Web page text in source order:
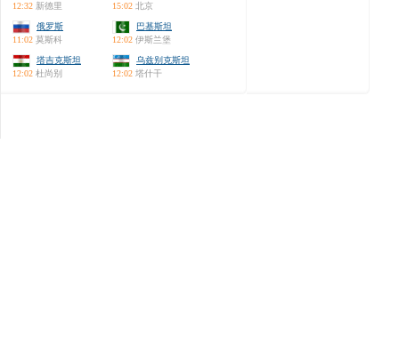
12:32 新德里
15:02 北京
俄罗斯
11:02 莫斯科
巴基斯坦
12:02 伊斯兰堡
塔吉克斯坦
12:02 杜尚别
乌兹别克斯坦
12:02 塔什干